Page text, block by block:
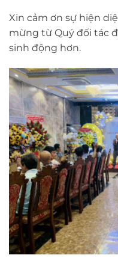
Xin cảm ơn sự hiện
mừng từ Quý đối tác
sinh động hơn.